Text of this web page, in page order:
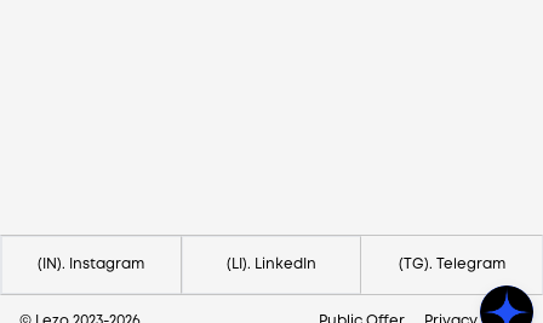
(IN). Instagram (LI). LinkedIn (TG). Telegram